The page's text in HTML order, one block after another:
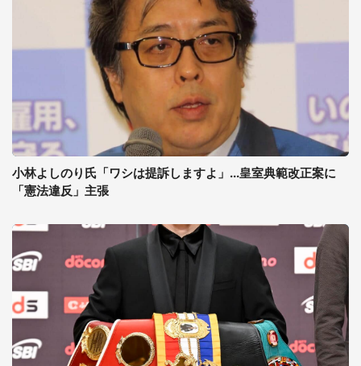
小林よしのり氏「ワシは提訴しますよ」...皇室典範改正案に
「憲法違反」主張